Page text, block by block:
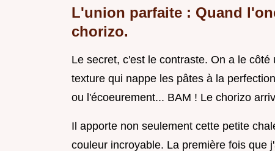
L'union parfaite : Quand
chorizo.
Le secret, c'est le contraste. On a le
texture qui nappe les pâtes à la
ou l'écoeurement... BAM ! Le chorizo
Il apporte non seulement cette petite
couleur incroyable. La première fois que